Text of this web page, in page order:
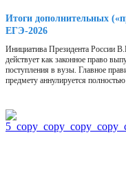
Итоги дополнительных
ЕГЭ-2026
Инициатива Президента России
действует как законное право
поступления в вузы. Главное
предмету аннулируется